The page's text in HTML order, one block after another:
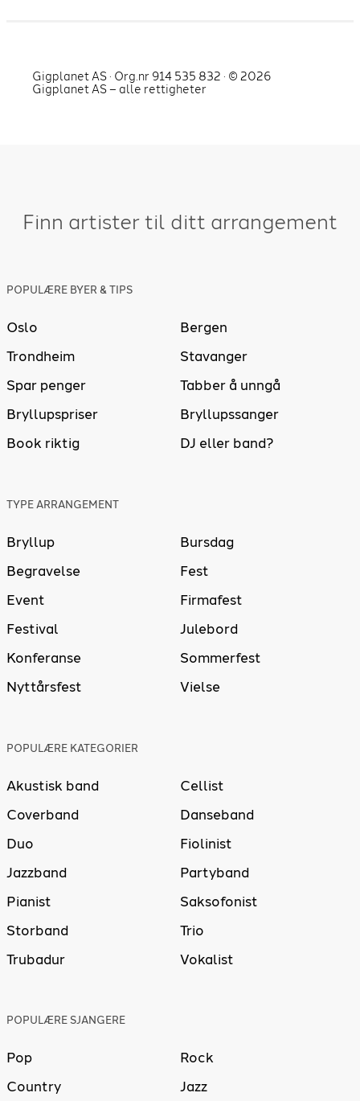
Gigplanet AS · Org.nr 914 535 832 · © 2026
Gigplanet AS – alle rettigheter
Finn artister til ditt arrangement
POPULÆRE BYER & TIPS
Oslo
Bergen
Trondheim
Stavanger
Spar penger
Tabber å unngå
Bryllupspriser
Bryllupssanger
Book riktig
DJ eller band?
TYPE ARRANGEMENT
Bryllup
Bursdag
Begravelse
Fest
Event
Firmafest
Festival
Julebord
Konferanse
Sommerfest
Nyttårsfest
Vielse
POPULÆRE KATEGORIER
Akustisk band
Cellist
Coverband
Danseband
Duo
Fiolinist
Jazzband
Partyband
Pianist
Saksofonist
Storband
Trio
Trubadur
Vokalist
POPULÆRE SJANGERE
Pop
Rock
Country
Jazz